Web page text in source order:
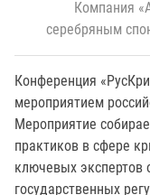
Компания
серебряным
Конференция
мероприятием
Мероприятие
практиков в сфере
ключевых экспертов
государственных